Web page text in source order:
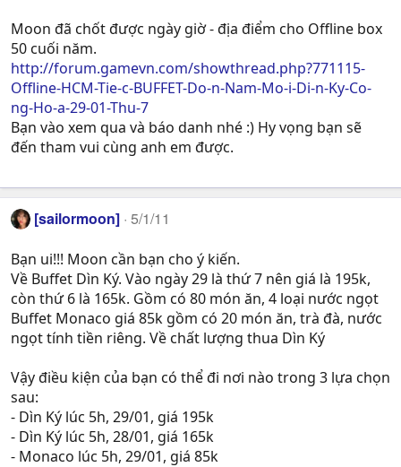
Moon đã chốt được ngày giờ - địa điểm cho Offline box
50 cuối năm.
http://forum.gamevn.com/showthread.php?771115-
Offline-HCM-Tie-c-BUFFET-Do-n-Nam-Mo-i-Di-n-Ky-Co-
ng-Ho-a-29-01-Thu-7
Bạn vào xem qua và báo danh nhé :) Hy vọng bạn sẽ
đến tham vui cùng anh em được.
[sailormoon] 5/1/11
Bạn ui!!! Moon cần bạn cho ý kiến.
Về Buffet Dìn Ký. Vào ngày 29 là thứ 7 nên giá là 195k,
còn thứ 6 là 165k. Gồm có 80 món ăn, 4 loại nước ngọt
Buffet Monaco giá 85k gồm có 20 món ăn, trà đà, nước
ngọt tính tiền riêng. Về chất lượng thua Dìn Ký
Vậy điều kiện của bạn có thể đi nơi nào trong 3 lựa chọn
sau:
- Dìn Ký lúc 5h, 29/01, giá 195k
- Dìn Ký lúc 5h, 28/01, giá 165k
- Monaco lúc 5h, 29/01, giá 85k